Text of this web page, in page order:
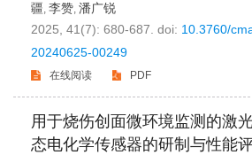
疆, 李赞, 潘广锐
2025, 41(7): 680-687. doi: 10.3760/
20240625-00249
在线阅读 PDF
用于烧伤创面微环境监测的激
态电化学传感器的研制与性能